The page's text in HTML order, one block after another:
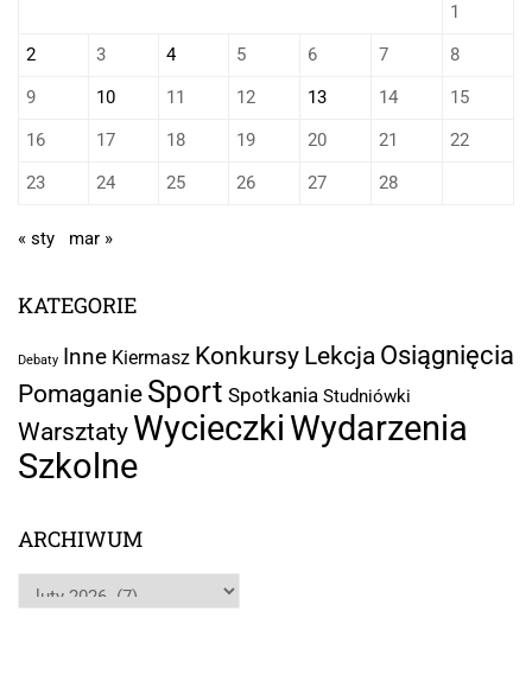
1
2
3 4 5 6 7
8
9
10 11 12 13 14
15
16
17 18 19 20 21
22
23
24 25 26 27 28
« sty mar »
KATEGORIE
Debaty Inne Kiermasz Konkursy Lekcja Osiągnięcia
Pomaganie Sport Spotkania Studniówki
Warsztaty Wycieczki Wydarzenia
Szkolne
ARCHIWUM